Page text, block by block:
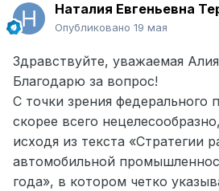
Наталия Евгеньевна
Опубликовано 19 мая
Здравствуйте, уважаемая
Благодарю за вопрос!
С точки зрения федерального
скорее всего
исходя из текста «Стратегии
автомобильной
года», в котором четко